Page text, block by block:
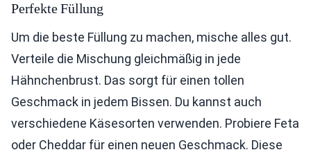
Perfekte Füllung
Um die beste Füllung zu machen, mische alles gut.
Verteile die Mischung gleichmäßig in jede
Hähnchenbrust. Das sorgt für einen tollen
Geschmack in jedem Bissen. Du kannst auch
verschiedene Käsesorten verwenden. Probiere Feta
oder Cheddar für einen neuen Geschmack. Diese